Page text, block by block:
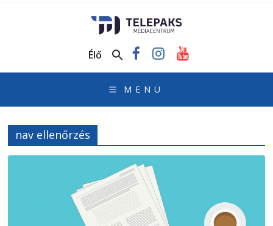
Médiacentrum
honlapja
Élő
nav ellenőrzés